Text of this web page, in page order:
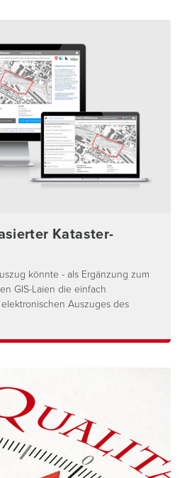
Kataster-
könnte - als Ergänzung zum
GIS-Laien die einfach
Auszuges des